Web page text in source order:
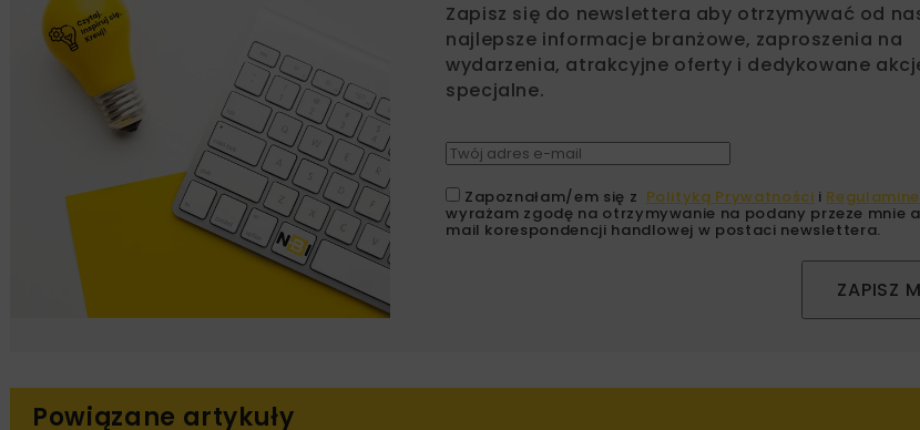
Zapisz się do newslettera aby otrzymywać od
najlepsze informacje branżowe, zaproszenia na
wydarzenia, atrakcyjne oferty i dedykowane
specjalne.
Zapoznałam/em się z Polityką Prywatności i
wyrażam zgodę na otrzymywanie na podany przeze mnie
mail korespondencji handlowej w postaci newslettera.
ZAPISZ
Powiązane artykuły